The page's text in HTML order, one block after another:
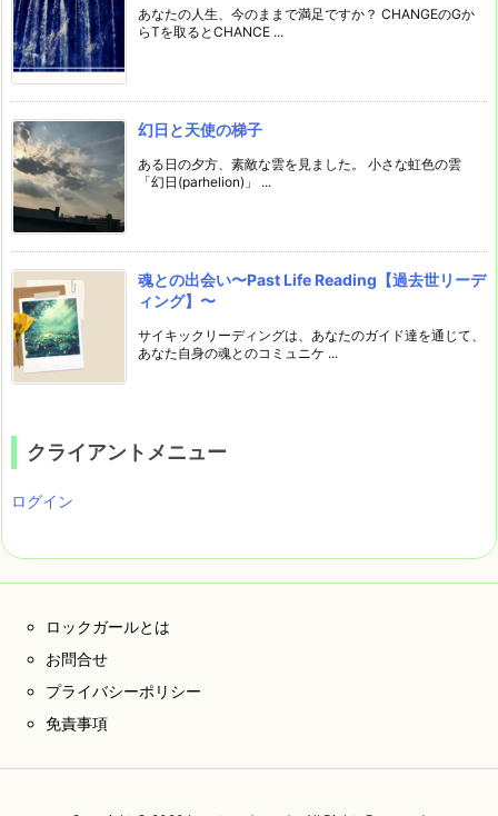
あなたの人生、今のままで満足ですか？ CHANGEのGか
らTを取るとCHANCE ...
幻日と天使の梯子
ある日の夕方、素敵な雲を見ました。 小さな虹色の雲
「幻日(parhelion)」 ...
魂との出会い〜Past Life Reading【過去世リーデ
ィング】〜
サイキックリーディングは、あなたのガイド達を通じて、
あなた自身の魂とのコミュニケ ...
クライアントメニュー
ログイン
ロックガールとは
お問合せ
プライバシーポリシー
免責事項